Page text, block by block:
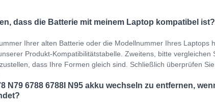
dass die Batterie mit meinem Laptop kompatibel ist?
Ihrer alten Batterie oder die Modellnummer Ihres Laptops
Produkt-Kompatibilitätstabelle. Zweitens, bitte vergleichen
dass Ihre Formen gleich sind. Schließlich überprüfen
N79 6788 6788I N95 akku wechseln zu entfernen,